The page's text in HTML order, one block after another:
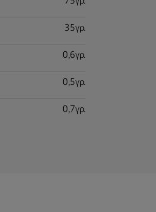
35γρ.
0,6γρ.
0,5γρ.
0,7γρ.